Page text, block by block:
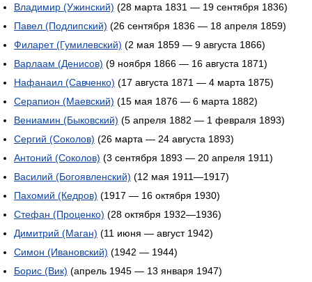
Владимир (Ужинский) (28 марта 1831 — 19 сентября 1836)
Павел (Подлипский) (26 сентября 1836 — 18 апреля 1859)
Филарет (Гумилевский) (2 мая 1859 — 9 августа 1866)
Варлаам (Денисов) (9 ноября 1866 — 16 августа 1871)
Нафанаил (Савченко) (17 августа 1871 — 4 марта 1875)
Серапион (Маевский) (15 мая 1876 — 6 марта 1882)
Вениамин (Быковский) (5 апреля 1882 — 1 февраля 1893)
Сергий (Соколов) (26 марта — 24 августа 1893)
Антоний (Соколов) (3 сентября 1893 — 20 апреля 1911)
Василий (Богоявленский) (12 мая 1911—1917)
Пахомий (Кедров) (1917 — 16 октября 1930)
Стефан (Проценко) (28 октября 1932—1936)
Димитрий (Маган) (11 июня — август 1942)
Симон (Ивановский) (1942 — 1944)
Борис (Вик) (апрель 1945 — 13 января 1947)